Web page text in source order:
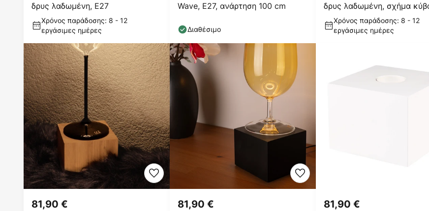
δρυς λαδωμένη, E27
Χρόνος παράδοσης: 8 - 12
εργάσιμες ημέρες
Wave, E27, ανάρτηση 100 cm
Διαθέσιμο
δρυς λαδωμένη, σχήμα
E27Χρόνος παράδοσης: 8 - 12
εργάσιμες ημέρες
81,90 € 81,90 € 81,90 €